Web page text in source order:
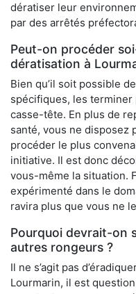
dératiser leur
par des arrêtés
Peut-on procéder
dératisation à
Bien qu’il soit possible
spécifiques, les terminer
casse-tête. En plus de
santé, vous ne disposez
procéder le plus
initiative. Il est donc
vous-même la situation.
expérimenté dans le
ravira plus que vous ne
Pourquoi devrait-on
autres rongeurs ?
Il ne s’agit pas
Lourmarin, il est